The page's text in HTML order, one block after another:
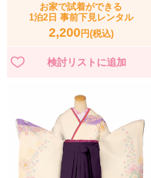
お家で試着ができる
1泊2日 事前下見レンタル
2,200円(税込)